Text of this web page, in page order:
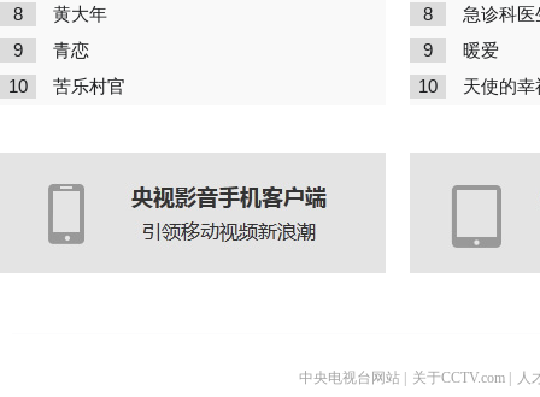
8 黄大年
9 青恋
10 苦乐村官
8 急诊科医
9 暖爱
10 天使的幸
中央电视台网站 关于CCTV.com 人